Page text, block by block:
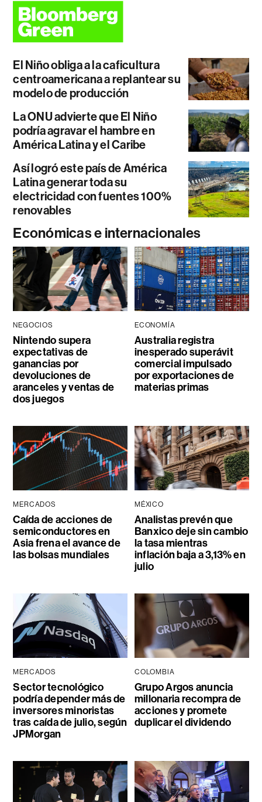
El Niño obliga a la caficultura
centroamericana a replantear su
modelo de producción
La ONU advierte que El Niño
podría agravar el hambre en
América Latina y el Caribe
Así logró este país de América
Latina generar toda su
electricidad con fuentes 100%
renovables
Económicas e internacionales
NEGOCIOS
Nintendo supera
expectativas de
ganancias por
devoluciones de
aranceles y ventas de
dos juegos
ECONOMÍA
Australia registra
inesperado superávit
comercial impulsado
por exportaciones de
materias primas
MERCADOS
Caída de acciones de
semiconductores en
Asia frena el avance de
las bolsas mundiales
MÉXICO
Analistas prevén que
Banxico deje sin cambio
la tasa mientras
inflación baja a 3,13% en
julio
MERCADOS
Sector tecnológico
podría depender más de
inversores minoristas
tras caída de julio, según
JPMorgan
COLOMBIA
Grupo Argos anuncia
millonaria recompra de
acciones y promete
duplicar el dividendo